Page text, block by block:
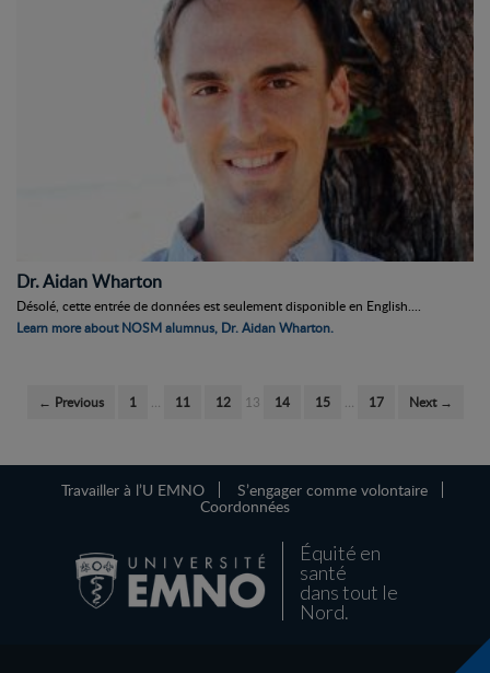
Dr. Aidan Wharton
Désolé, cette entrée de données est seulement disponible en English....
Learn more about NOSM alumnus, Dr. Aidan Wharton.
← Previous 1 … 11 12 13 14 15 … 17 Next →
Travailler à l’U EMNO S’engager comme volontaire
Coordonnées
Équité en
santé
dans tout le
Nord.